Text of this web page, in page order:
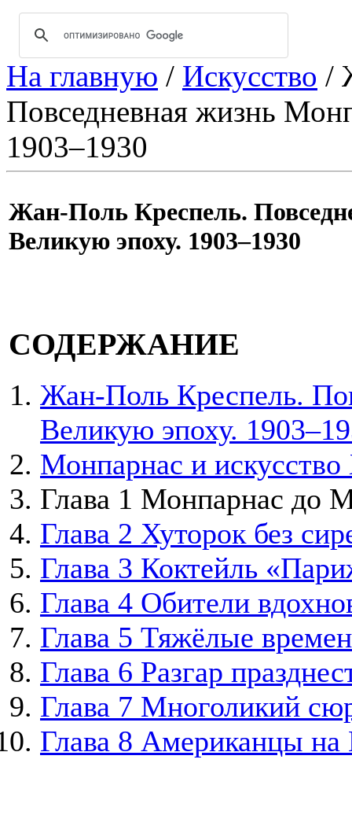
На главную / Искусство /
Повседневная жизнь
1903–1930
Жан-Поль Креспель.
Великую эпоху. 1903–1930
СОДЕРЖАНИЕ
Жан-Поль Креспель.
Великую эпоху.
Монпарнас и искусство
Глава 1 Монпарнас до
Глава 2 Хуторок без
Глава 3 Коктейль
Глава 4 Обители
Глава 5 Тяжёлые
Глава 6 Разгар
Глава 7 Многоликий
Глава 8 Американцы